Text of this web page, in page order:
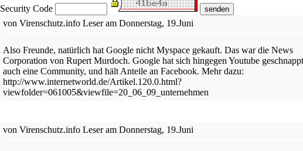
Security Code
von Virenschutz.info Leser am Donnerstag, 19.Juni
Also Freunde, natürlich hat Google nicht Myspace gekauft. Das war die News
Corporation von Rupert Murdoch. Google hat sich hingegen Youtube
auch eine Community, und hält Anteile an Facebook. Mehr dazu:
http://www.internetworld.de/Artikel.120.0.html?
viewfolder=061005&viewfile=20_06_09_unternehmen
von Virenschutz.info Leser am Donnerstag, 19.Juni